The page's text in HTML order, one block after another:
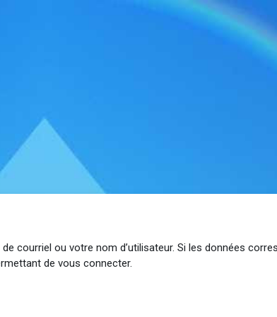
courriel ou votre nom d’utilisateur. Si les données
de vous connecter.